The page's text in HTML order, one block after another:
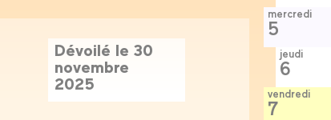
Dévoilé le 30
novembre
2025
mercredi
5
jeudi
6
vendredi
7